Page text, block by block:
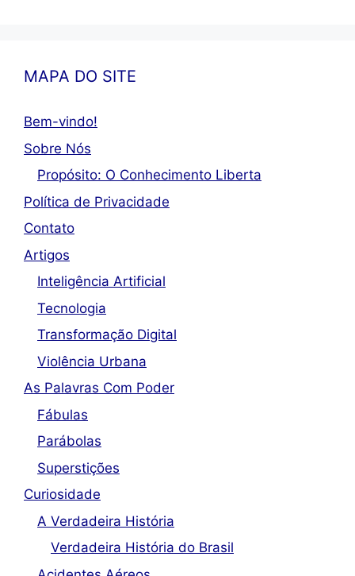
MAPA DO SITE
Bem-vindo!
Sobre Nós
Propósito: O Conhecimento Liberta
Política de Privacidade
Contato
Artigos
Inteligência Artificial
Tecnologia
Transformação Digital
Violência Urbana
As Palavras Com Poder
Fábulas
Parábolas
Superstições
Curiosidade
A Verdadeira História
Verdadeira História do Brasil